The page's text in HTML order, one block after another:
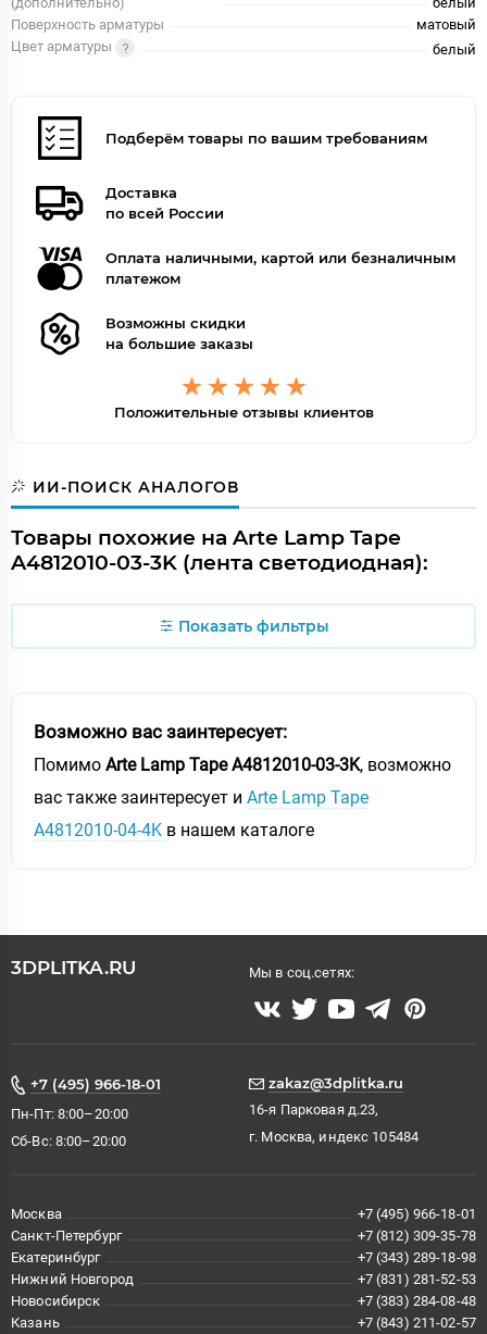
Поверхность арматуры
матовый
Цвет арматуры
белый
Подберём товары по вашим требованиям
Доставка
по всей России
Оплата наличными, картой или безналичным
платежом
Возможны скидки
на большие заказы
Положительные отзывы клиентов
ИИ-ПОИСК АНАЛОГОВ
Товары похожие на Arte Lamp Tape
A4812010-03-3K (лента светодиодная):
Показать фильтры
Возможно вас заинтересует:
Помимо Arte Lamp Tape A4812010-03-3K, возможно
вас также заинтересует и Arte Lamp Tape
A4812010-04-4K в нашем каталоге
3DPLITKA.RU Мы в соц.сетях:
+7 (495) 966-18-01
Пн-Пт: 8:00–20:00
Сб-Вс: 8:00–20:00
zakaz@3dplitka.ru
16-я Парковая д.23,
г. Москва, индекс 105484
Москва
+7 (495) 966-18-01
Санкт-Петербург
+7 (812) 309-35-78
Екатеринбург
+7 (343) 289-18-98
Нижний Новгород
+7 (831) 281-52-53
Новосибирск
+7 (383) 284-08-48
Казань
+7 (843) 211-02-57